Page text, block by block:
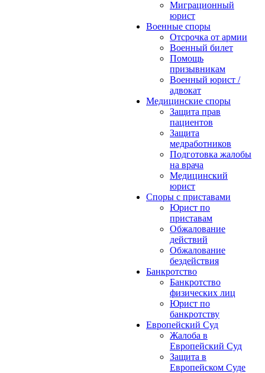
Миграционный
юрист
Военные споры
Отсрочка от армии
Военный билет
Помощь
призывникам
Военный юрист /
адвокат
Медицинские споры
Защита прав
пациентов
Защита
медработников
Подготовка жалобы
на врача
Медицинский
юрист
Споры с приставами
Юрист по
приставам
Обжалование
действий
Обжалование
бездействия
Банкротство
Банкротство
физических лиц
Юрист по
банкротству
Европейский Суд
Жалоба в
Европейский Суд
Защита в
Европейском Суде